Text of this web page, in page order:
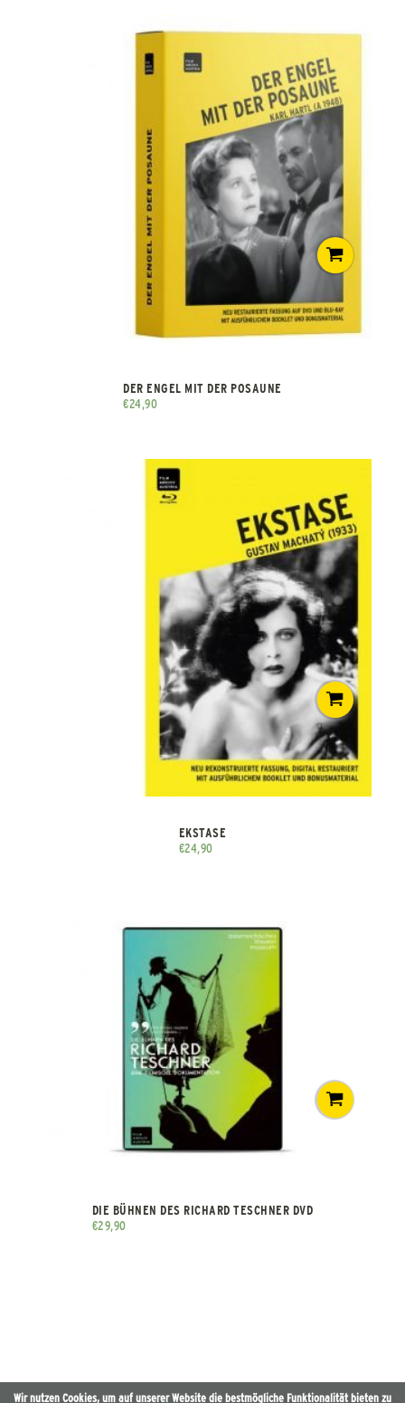
DER ENGEL MIT DER POSAUNE
€24,90
EKSTASE
€24,90
DIE BÜHNEN DES RICHARD TESCHNER DVD
€29,90
Wir nutzen Cookies, um auf unserer Website die bestmögliche Funktionalität bieten zu